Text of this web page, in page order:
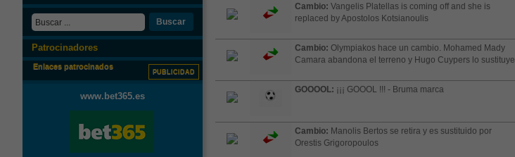
Buscar
Patrocinadores
Enlaces patrocinados
PUBLICIDAD
www.bet365.es
Cambio: Vangelis Platellas is coming off and she is
replaced by Apostolos Kotsianoulis
Cambio: Olympiakos hace un cambio. Mohamed Mady
Camara abandona el terreno y Hugo Cuypers lo sustituye
GOOOOL: ¡¡¡ GOOOL !!! - Bruma marca
Cambio: Manolis Bertos se retira y es sustituido por
Orestis Grigoropoulos